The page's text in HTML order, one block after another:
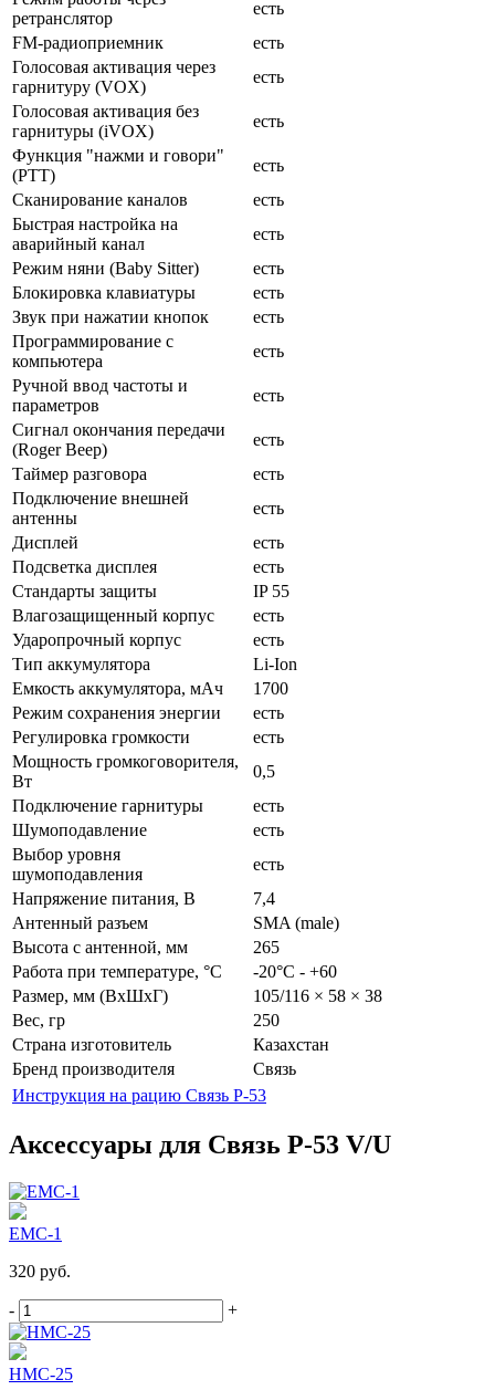
ретранслятор
есть
FM-радиоприемник
есть
Голосовая активация через
гарнитуру (VOX)
есть
Голосовая активация без
гарнитуры (iVOX)
есть
Функция "нажми и говори"
(PTT)
есть
Сканирование каналов
есть
Быстрая настройка на
аварийный канал
есть
Режим няни (Baby Sitter)
есть
Блокировка клавиатуры
есть
Звук при нажатии кнопок
есть
Программирование с
компьютера
есть
Ручной ввод частоты и
параметров
есть
Сигнал окончания передачи
(Roger Beep)
есть
Таймер разговора
есть
Подключение внешней
антенны
есть
Дисплей
есть
Подсветка дисплея
есть
Стандарты защиты
IP 55
Влагозащищенный корпус
есть
Ударопрочный корпус
есть
Тип аккумулятора
Li-Ion
Емкость аккумулятора, мАч
1700
Режим сохранения энергии
есть
Регулировка громкости
есть
Мощность громкоговорителя,
Вт
0,5
Подключение гарнитуры
есть
Шумоподавление
есть
Выбор уровня
шумоподавления
есть
Нaпряжение питaния, В
7,4
Антенный разъем
SMA (male)
Высота c антенной, мм
265
Работа при температуре, °C
-20°С - +60
Размер, мм (ВхШхГ)
105/116 × 58 × 38
Вес, гр
250
Страна изготовитель
Казахстан
Бренд производителя
Связь
Инструкция на рацию Связь Р-53
Аксессуары для Связь Р-53 V/U
EMC-1
320 руб.
- +
HМС-25